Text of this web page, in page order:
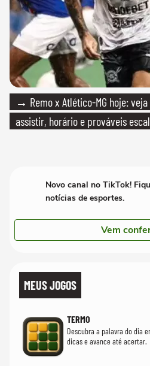
→ Remo x Atlético-MG hoje: veja
assistir, horário e prováveis
Novo canal no TikTok!
notícias de esportes.
Vem
MEUS JOGOS
TERMO
Descubra a palavra do dia
dicas e avance até acertar.